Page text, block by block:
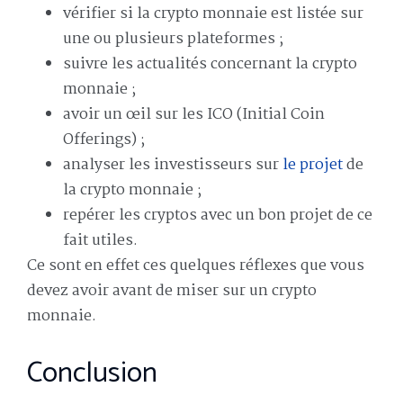
vérifier si la crypto monnaie est listée sur
une ou plusieurs plateformes ;
suivre les actualités concernant la crypto
monnaie ;
avoir un œil sur les ICO (Initial Coin
Offerings) ;
analyser les investisseurs surle projetde
la crypto monnaie ;
repérer les cryptos avec un bon projet de ce
fait utiles.
Ce sont en effet ces quelques réflexes que vous
devez avoir avant de miser sur un crypto
monnaie.
Conclusion